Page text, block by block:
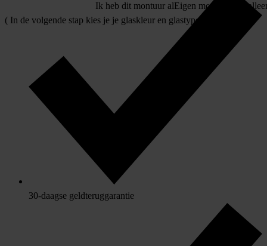
Ik heb dit montuur alEigen montuur
( In de volgende stap kies je je glaskleur en glastype )
30-daagse geldteruggarantie